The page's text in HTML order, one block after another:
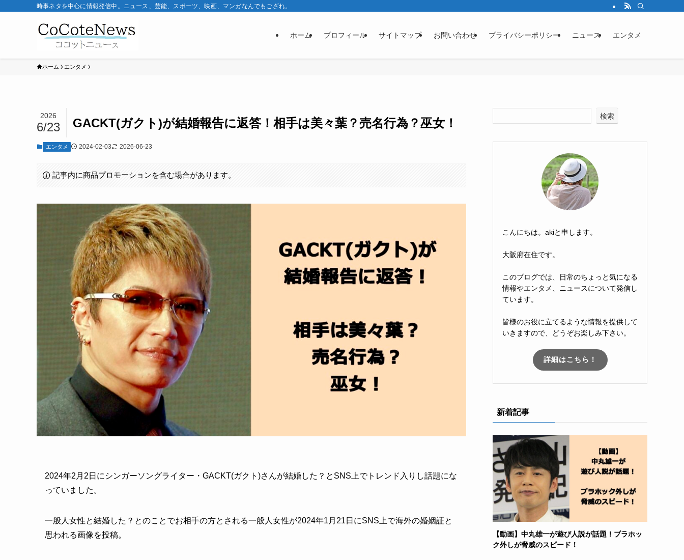
時事ネタを中心に情報発信中。ニュース、芸能、スポーツ、映画、マンガなんでもござれ。
ホーム プロフィール サイトマップ お問い合わせ プライバシーポリシー ニュース エンタメ
ホーム エンタメ
GACKT(ガクト)が結婚報告に返答！相手は美々葉？売名行為？巫女！
2026
6/23
エンタメ 2024-02-03 2026-06-23
記事内に商品プロモーションを含む場合があります。
2024年2月2日にシンガーソングライター・GACKT(ガクト)さんが結婚した？とSNS上でトレンド入りし話題にな
っていました。
一般人女性と結婚した？とのことでお相手の方とされる一般人女性が2024年1月21日にSNS上で海外の婚姻証と
思われる画像を投稿。
検索
こんにちは。akiと申します。
大阪府在住です。
このブログでは、日常のちょっと気になる
情報やエンタメ、ニュースについて発信し
ています。
皆様のお役に立てるような情報を提供して
いきますので、どうぞお楽しみ下さい。
詳細はこちら！
新着記事
【動画】中丸雄一が遊び人説が話題！ブラホッ
ク外しが脅威のスピード！